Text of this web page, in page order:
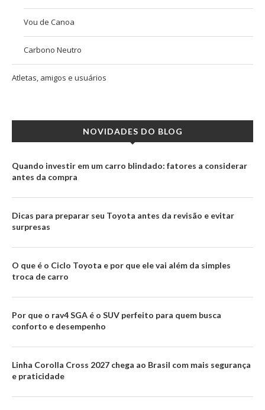
Vou de Canoa
Carbono Neutro
Atletas, amigos e usuários
NOVIDADES DO BLOG
Quando investir em um carro blindado: fatores a considerar
antes da compra
Dicas para preparar seu Toyota antes da revisão e evitar
surpresas
O que é o Ciclo Toyota e por que ele vai além da simples
troca de carro
Por que o rav4 SGA é o SUV perfeito para quem busca
conforto e desempenho
Linha Corolla Cross 2027 chega ao Brasil com mais segurança
e praticidade